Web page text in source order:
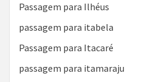
Passagem para Ilhéus
passagem para itabela
Passagem para Itacaré
passagem para itamaraju